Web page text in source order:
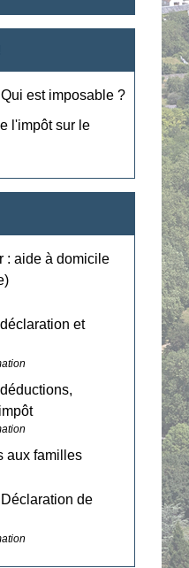
est imposable ?
l'impôt sur le
: aide à domicile
et
aux familles
de